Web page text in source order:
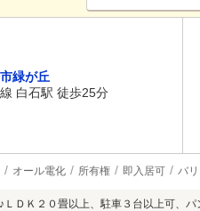
緑が丘
線 白石駅 徒歩25分
オール電化 所有権 即入居可 バ
ＤＫ２０畳以上、駐車３台以上可、